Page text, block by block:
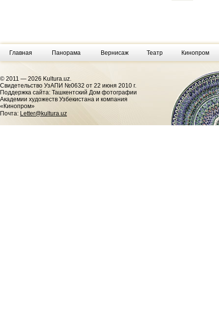
Главная Панорама Вернисаж Театр Кинопром
© 2011 — 2026 Kultura.uz.
Cвидетельство УзАПИ №0632 от 22 июня 2010 г.
Поддержка сайта: Ташкентский Дом фотографии
Академии художеств Узбекистана и компания
«Кинопром»
Почта: Letter@kultura.uz